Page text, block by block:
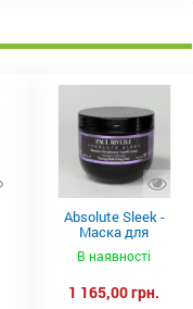
Absolute Sleek -
Маска для
неслухняного
волосся 300 мл
В наявності
1 165,00 грн.